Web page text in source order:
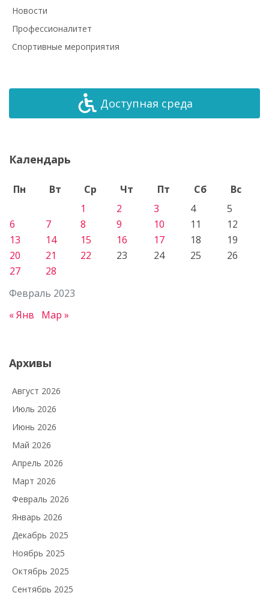
Новости
Профессионалитет
Спортивные мероприятия
Доступная среда
Календарь
Февраль 2023
Пн Вт Ср Чт Пт Сб
Вс
1
2 3 4
5
6
7 8 9 10 11
12
13
14 15 16 17 18
19
20
21 22 23 24 25
26
27
28
« Янв Мар »
Архивы
Август 2026
Июль 2026
Июнь 2026
Май 2026
Апрель 2026
Март 2026
Февраль 2026
Январь 2026
Декабрь 2025
Ноябрь 2025
Октябрь 2025
Сентябрь 2025